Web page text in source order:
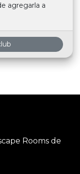
agregarla a
Rooms de